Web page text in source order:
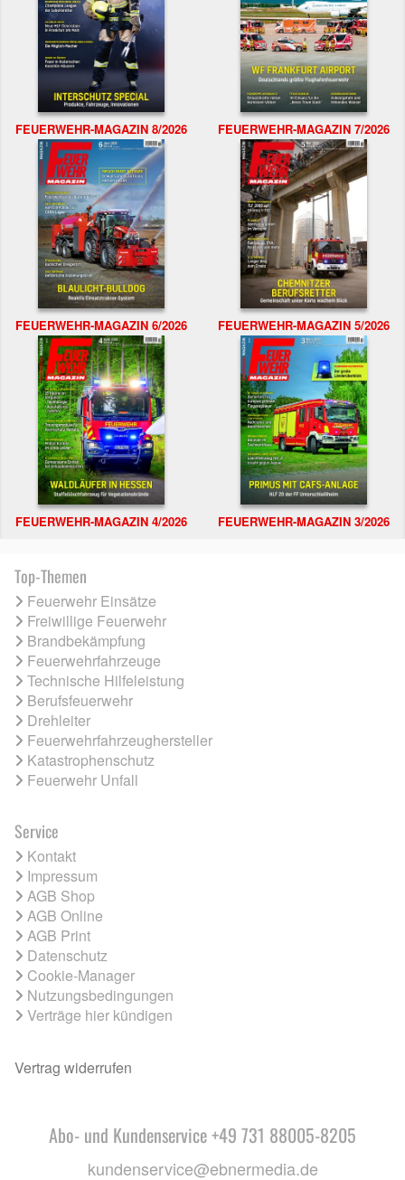
FEUERWEHR-MAGAZIN 8/2026 FEUERWEHR-MAGAZIN 7/2026
FEUERWEHR-MAGAZIN 6/2026 FEUERWEHR-MAGAZIN 5/2026
FEUERWEHR-MAGAZIN 4/2026 FEUERWEHR-MAGAZIN 3/2026
Top-Themen
Feuerwehr Einsätze
Freiwillige Feuerwehr
Brandbekämpfung
Feuerwehrfahrzeuge
Technische Hilfeleistung
Berufsfeuerwehr
Drehleiter
Feuerwehrfahrzeughersteller
Katastrophenschutz
Feuerwehr Unfall
Service
Kontakt
Impressum
AGB Shop
AGB Online
AGB Print
Datenschutz
Cookie-Manager
Nutzungsbedingungen
Verträge hier kündigen
Vertrag widerrufen
Abo- und Kundenservice +49 731 88005-8205
kundenservice@ebnermedia.de